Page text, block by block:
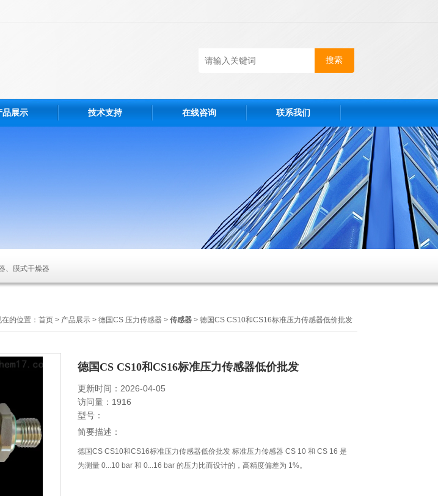
品展示 技术支持 在线咨询 联系我们
、膜式干燥器
的位置： 首页 > 产品展示 > 德国CS 压力传感器 > 传感器 > 德国CS CS10和CS16标准压力传感器低价批发
德国CS CS10和CS16标准压力传感器低价批发
更新时间：2026-04-05
访问量：1916
型号：
简要描述：
德国CS CS10和CS16标准压力传感器低价批发 标准压力传感器 CS 10 和 CS 16 是
为测量 0...10 bar 和 0...16 bar 的压力比而设计的，高精度偏差为 1%。